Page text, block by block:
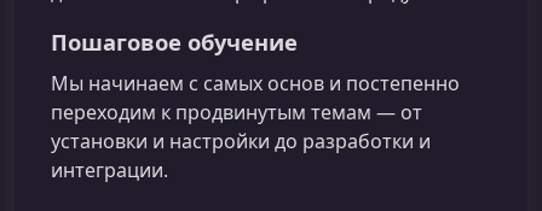
Пошаговое обучение
Мы начинаем с самых основ и постепенно
переходим к продвинутым темам — от
установки и настройки до разработки и
интеграции.